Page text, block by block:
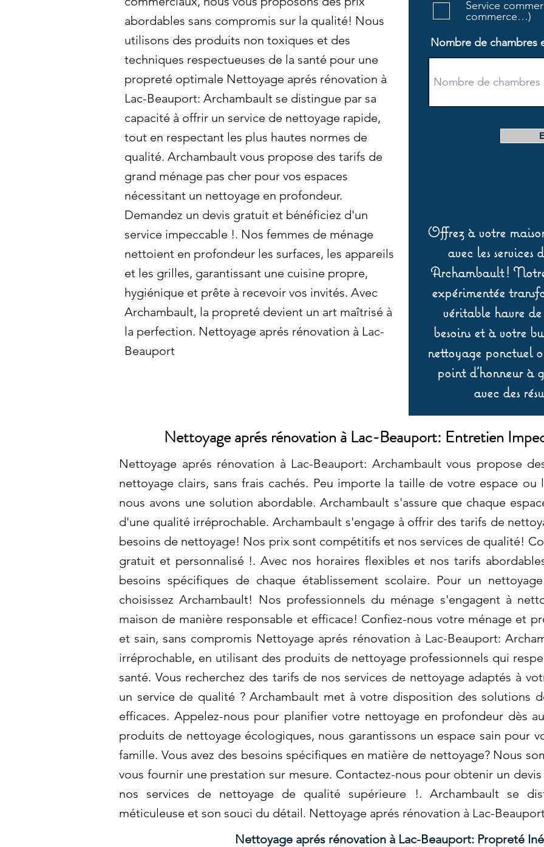
abordables sans compromis sur la qualité! Nous
utilisons des produits non toxiques et des
techniques respectueuses de la santé pour une
propreté optimale Nettoyage aprés rénovation à
Lac-Beauport: Archambault se distingue par sa
capacité à offrir un service de nettoyage rapide,
tout en respectant les plus hautes normes de
qualité. Archambault vous propose des tarifs de
grand ménage pas cher pour vos espaces
nécessitant un nettoyage en profondeur.
Demandez un devis gratuit et bénéficiez d'un
service impeccable !. Nos femmes de ménage
nettoient en profondeur les surfaces, les appareils
et les grilles, garantissant une cuisine propre,
hygiénique et prête à recevoir vos invités. Avec
Archambault, la propreté devient un art maîtrisé à
la perfection. Nettoyage aprés rénovation à Lac-
Beauport
Service
commerce…)
Nombre de chambres
Offrez à votre
avec les services
Archambault !
expérimentée
véritable havre
besoins et à votre
nettoyage ponctuel
point d’honneur à
avec des
Nettoyage aprés rénovation à Lac-Beauport: Entretien
Nettoyage aprés rénovation à Lac-Beauport: Archambault vous propose
nettoyage clairs, sans frais cachés. Peu importe la taille de votre espace ou
nous avons une solution abordable. Archambault s'assure que chaque
d'une qualité irréprochable. Archambault s'engage à offrir des tarifs de
besoins de nettoyage! Nos prix sont compétitifs et nos services de qualité!
gratuit et personnalisé !. Avec nos horaires flexibles et nos tarifs
besoins spécifiques de chaque établissement scolaire. Pour un
choisissez Archambault! Nos professionnels du ménage s'engagent à
maison de manière responsable et efficace! Confiez-nous votre ménage et
et sain, sans compromis Nettoyage aprés rénovation à Lac-Beauport:
irréprochable, en utilisant des produits de nettoyage professionnels qui
santé. Vous recherchez des tarifs de nos services de nettoyage adaptés à
un service de qualité ? Archambault met à votre disposition des solutions
efficaces. Appelez-nous pour planifier votre nettoyage en profondeur dès
produits de nettoyage écologiques, nous garantissons un espace sain pour
famille. Vous avez des besoins spécifiques en matière de nettoyage? Nous
vous fournir une prestation sur mesure. Contactez-nous pour obtenir un
nos services de nettoyage de qualité supérieure !. Archambault se
méticuleuse et son souci du détail. Nettoyage aprés rénovation à Lac-
Nettoyage aprés rénovation à Lac-Beauport: Propreté